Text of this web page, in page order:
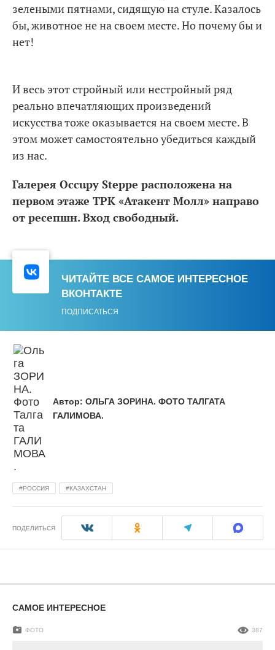
зелеными пятнами, сидящую на стуле. Казалось
бы, животное не на своем месте. Но почему бы и
нет!
И весь этот стройный или нестройный ряд
реально впечатляющих произведений
искусства тоже оказывается на своем месте. В
этом может самостоятельно убедиться каждый
из нас.
Галерея Occupy Steppe расположена на
первом этаже ТРК «Атакент Молл» направо
от ресепшн. Вход свободный.
ЧИТАЙТЕ ВСЕ САМОЕ ИНТЕРЕСНОЕ
ВКОНТАКТЕ
ПОДПИСАТЬСЯ
Автор: ОЛЬГА ЗОРИНА. ФОТО ТАЛГАТА
ГАЛИМОВА.
РОССИЯ КАЗАХСТАН
ПОДЕЛИТЬСЯ
САМОЕ ИНТЕРЕСНОЕ
ФОТО 387